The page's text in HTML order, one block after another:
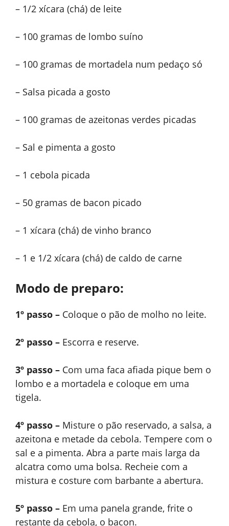
– 1/2 xícara (chá) de leite
– 100 gramas de lombo suíno
– 100 gramas de mortadela num pedaço só
– Salsa picada a gosto
– 100 gramas de azeitonas verdes picadas
– Sal e pimenta a gosto
– 1 cebola picada
– 50 gramas de bacon picado
– 1 xícara (chá) de vinho branco
– 1 e 1/2 xícara (chá) de caldo de carne
Modo de preparo:
1º passo – Coloque o pão de molho no leite.
2º passo – Escorra e reserve.
3º passo – Com uma faca afiada pique bem o
lombo e a mortadela e coloque em uma
tigela.
4º passo – Misture o pão reservado, a salsa, a
azeitona e metade da cebola. Tempere com o
sal e a pimenta. Abra a parte mais larga da
alcatra como uma bolsa. Recheie com a
mistura e costure com barbante a abertura.
5º passo – Em uma panela grande, frite o
restante da cebola, o bacon.